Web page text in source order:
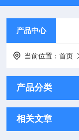
产品中心
当前位置：首页
产品分类
相关文章